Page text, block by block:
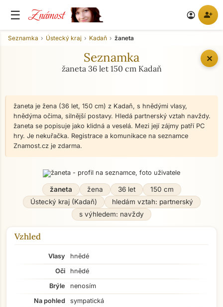
☰ Známost account_circle person_add
✕
Seznamka Ústecký kraj Kadaň žaneta
Seznamka
žaneta 36 let 150 cm Kadaň
žaneta je žena (36 let, 150 cm) z Kadaň, s hnědými vlasy,
hnědýma očima, silnější postavy. Hledá partnerský vztah navždy.
žaneta se popisuje jako klidná a veselá. Mezi její zájmy patří PC
hry. Je nekuřačka. Registrace a komunikace na seznamce
Znamost.cz je zdarma.
žaneta žena 36 let
150 cm
Ústecký kraj (Kadaň)
hledám vztah: partnerský
s výhledem: navždy
Vzhled
Vlasy
hnědé
Oči
hnědé
Brýle
nenosím
Na pohled
sympatická